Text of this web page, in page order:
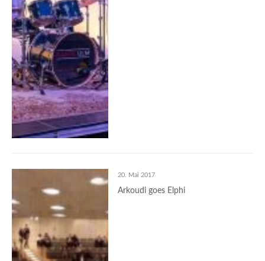
20. Mai 2017
Arkoudi goes Elphi